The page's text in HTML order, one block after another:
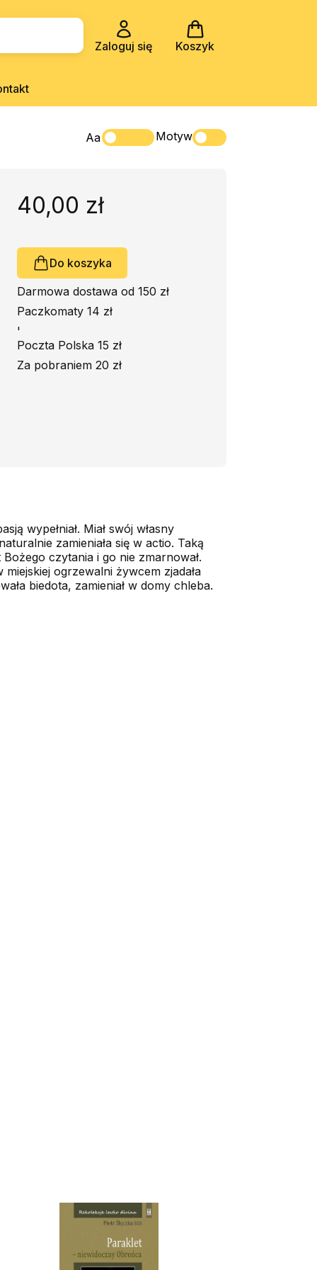
Zaloguj się Koszyk
Aa Motyw
40,00 zł
Do koszyka
Darmowa dostawa od 150 zł
Paczkomaty 14 zł
'
Poczta Polska 15 zł
Za pobraniem 20 zł
wypełniał. Miał swój własny
zamieniała się w actio. Taką
czytania i go nie zmar­no­wał.
ogrzewalni żywcem zjadała
biedota, zamieniał w domy chleba.